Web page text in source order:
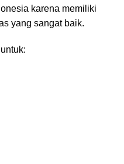
karena memiliki
yang sangat baik.